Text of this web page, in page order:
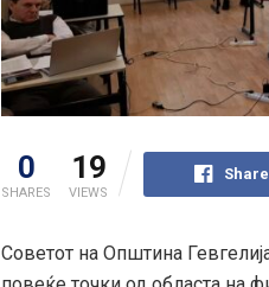
0
SHARES
19
VIEWS
Советот на Општина